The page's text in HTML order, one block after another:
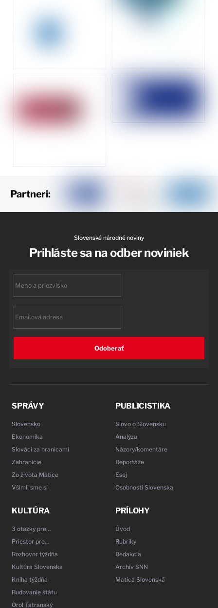
Partneri:
Slovenské národné noviny
Prihláste sa na odber noviniek
Odoberať
SPRÁVY
Slovensko
Ekonomika
Slováci za hranicami
Zahraničie
Zo života Matice
Všimli sme si
PUBLICISTIKA
Slovo o Slovensku
Analýza
Názory/komentáre
Reportáže
Esej
Osobnosti Slovenska
KULTÚRA
3 otázky pre…
Priestor pre…
Rozhovor týždňa
Kultúra Slovenska
Kniha týždňa
Budovanie štátu
Orol Tatranský
PRÍLOHY
Úvod
Rubriky
Redakcia
Archív SNN
Matica Slovenská